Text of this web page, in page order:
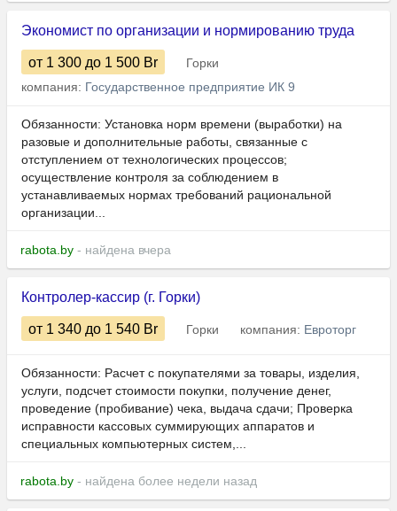
Экономист по организации и нормированию труда
от 1 300 до 1 500 Br
Горки
компания: Государственное предприятие ИК 9
Обязанности: Установка норм времени (выработки) на
разовые и дополнительные работы, связанные с
отступлением от технологических процессов;
осуществление контроля за соблюдением в
устанавливаемых нормах требований рациональной
организации...
rabota.by - найдена вчера
Контролер-кассир (г. Горки)
от 1 340 до 1 540 Br Горки компания: Евроторг
Обязанности: Расчет с покупателями за товары, изделия,
услуги, подсчет стоимости покупки, получение денег,
проведение (пробивание) чека, выдача сдачи; Проверка
исправности кассовых суммирующих аппаратов и
специальных компьютерных систем,...
rabota.by - найдена более недели назад